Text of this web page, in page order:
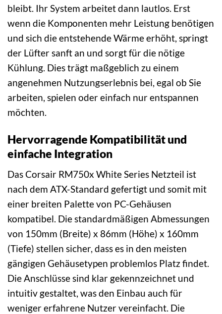
bleibt. Ihr System arbeitet dann lautlos. Erst
wenn die Komponenten mehr Leistung benötigen
und sich die entstehende Wärme erhöht, springt
der Lüfter sanft an und sorgt für die nötige
Kühlung. Dies trägt maßgeblich zu einem
angenehmen Nutzungserlebnis bei, egal ob Sie
arbeiten, spielen oder einfach nur entspannen
möchten.
Hervorragende Kompatibilität und
einfache Integration
Das Corsair RM750x White Series Netzteil ist
nach dem ATX-Standard gefertigt und somit mit
einer breiten Palette von PC-Gehäusen
kompatibel. Die standardmäßigen Abmessungen
von 150mm (Breite) x 86mm (Höhe) x 160mm
(Tiefe) stellen sicher, dass es in den meisten
gängigen Gehäusetypen problemlos Platz findet.
Die Anschlüsse sind klar gekennzeichnet und
intuitiv gestaltet, was den Einbau auch für
weniger erfahrene Nutzer vereinfacht. Die